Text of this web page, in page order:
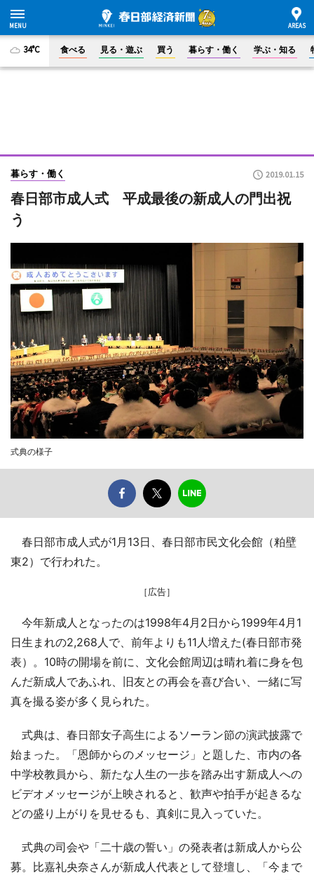
34°C 食べる 見る・遊ぶ 買う 暮らす・働く 学ぶ・知る
暮らす・働く 2019.01.15
春日部市成人式 平成最後の新成人の門出祝
う
式典の様子
春日部市成人式が1月13日、春日部市民文化会館（粕壁
東2）で行われた。
［広告］
今年新成人となったのは1998年4月2日から1999年4月1
日生まれの2,268人で、前年よりも11人増えた(春日部市発
表）。10時の開場を前に、文化会館周辺は晴れ着に身を包
んだ新成人であふれ、旧友との再会を喜び合い、一緒に写
真を撮る姿が多く見られた。
式典は、春日部女子高生によるソーラン節の演武披露で
始まった。「恩師からのメッセージ」と題した、市内の各
中学校教員から、新たな人生の一歩を踏み出す新成人への
ビデオメッセージが上映されると、歓声や拍手が起きるな
どの盛り上がりを見せるも、真剣に見入っていた。
式典の司会や「二十歳の誓い」の発表者は新成人から公
募。比嘉礼央奈さんが新成人代表として登壇し、「今まで